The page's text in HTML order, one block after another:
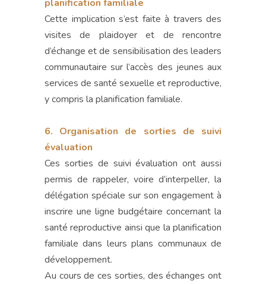
planification familiale
Cette implication s’est faite à travers des
visites de plaidoyer et de rencontre
d’échange et de sensibilisation des leaders
communautaire sur l’accès des jeunes aux
services de santé sexuelle et reproductive,
y compris la planification familiale.
6. Organisation de sorties de suivi
évaluation
Ces sorties de suivi évaluation ont aussi
permis de rappeler, voire d’interpeller, la
délégation spéciale sur son engagement à
inscrire une ligne budgétaire concernant la
santé reproductive ainsi que la planification
familiale dans leurs plans communaux de
développement.
Au cours de ces sorties, des échanges ont